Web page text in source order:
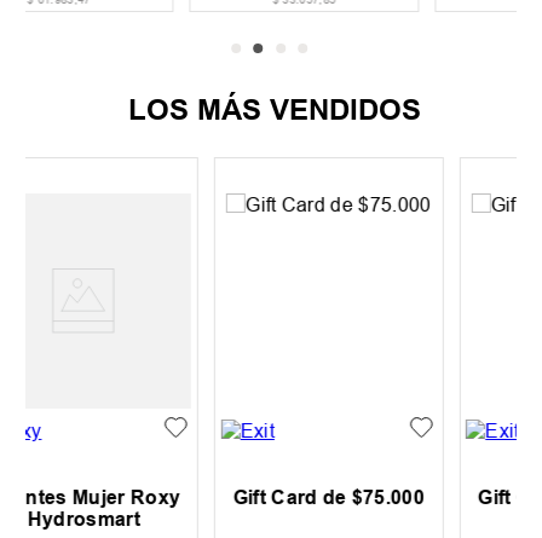
LOS MÁS VENDIDOS
Gift Card de $75.000 Gift Card de $40.000